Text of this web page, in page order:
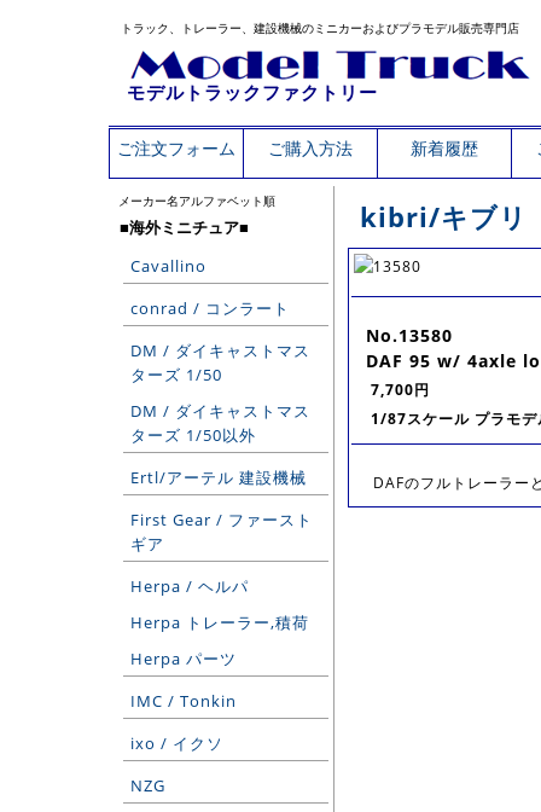
トラック、トレーラー、建設機械のミニカーおよびプラモデル販売専門店
モデルトラックファクトリー
ご注文フォーム ご購入方法 新着履歴
メーカー名アルファベット順
■海外ミニチュア■
Cavallino
conrad / コンラート
DM / ダイキャストマス
ターズ 1/50
DM / ダイキャストマス
ターズ 1/50以外
Ertl/アーテル 建設機械
First Gear / ファースト
ギア
Herpa / ヘルパ
Herpa トレーラー,積荷
Herpa パーツ
IMC / Tonkin
ixo / イクソ
NZG
kibri/キブリ
No.13580
DAF 95 w/ 4axle
7,700円
1/87スケール プラモデ
DAFのフルトレーラ